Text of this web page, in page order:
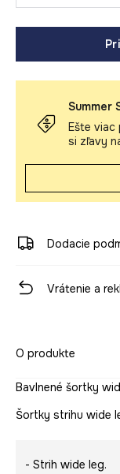
Summer
Ešte viac
si zľavy
Dodacie
Vrátenie a
O produkte
Bavlnené šortky
Šortky strihu wide
- Strih wide leg.